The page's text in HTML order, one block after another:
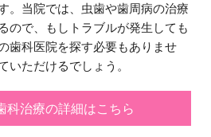
。当院では、虫歯や歯周病の治療
ので、もしトラブルが発生しても
歯科医院を探す必要もありませ
いただけるでしょう。
科治療の詳細はこちら